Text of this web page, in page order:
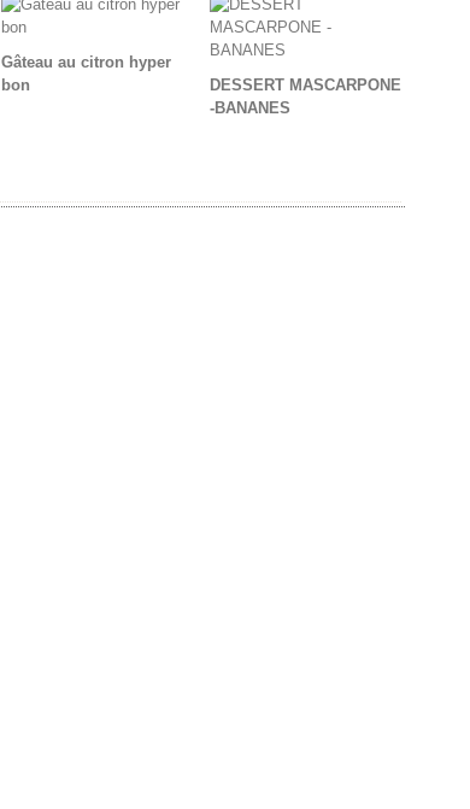
Gâteau au citron hyper
bon
DESSERT MASCARPONE
-BANANES